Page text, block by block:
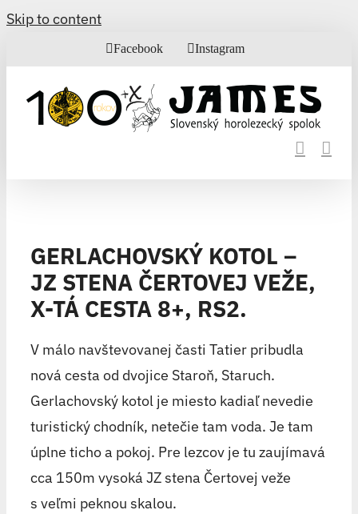
Skip to content
Facebook Instagram
GERLACHOVSKÝ KOTOL –
JZ STENA ČERTOVEJ VEŽE,
X-TÁ CESTA 8+, RS2.
V málo navštevovanej časti Tatier pribudla
nová cesta od dvojice Staroň, Staruch.
Gerlachovský kotol je miesto kadiaľ nevedie
turistický chodník, netečie tam voda. Je tam
úplne ticho a pokoj. Pre lezcov je tu zaujímavá
cca 150m vysoká JZ stena Čertovej veže
s veľmi peknou skalou.